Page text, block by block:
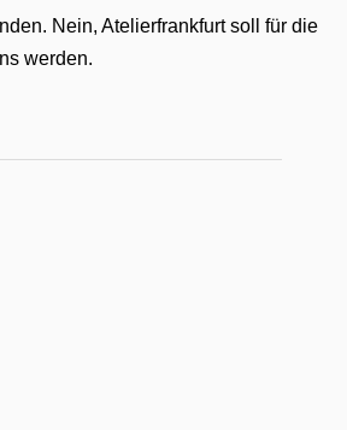
Nein, Atelierfrankfurt soll für die
werden.